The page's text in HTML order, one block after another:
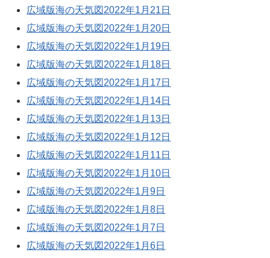
広域版海の天気図2022年1月21日
広域版海の天気図2022年1月20日
広域版海の天気図2022年1月19日
広域版海の天気図2022年1月18日
広域版海の天気図2022年1月17日
広域版海の天気図2022年1月14日
広域版海の天気図2022年1月13日
広域版海の天気図2022年1月12日
広域版海の天気図2022年1月11日
広域版海の天気図2022年1月10日
広域版海の天気図2022年1月9日
広域版海の天気図2022年1月8日
広域版海の天気図2022年1月7日
広域版海の天気図2022年1月6日